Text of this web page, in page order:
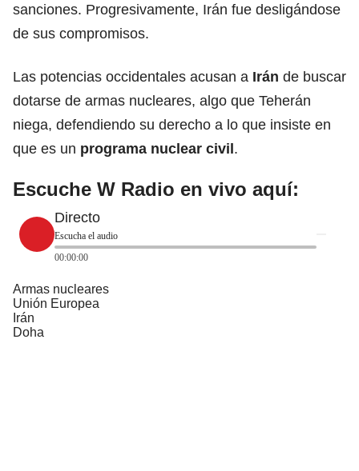
sanciones. Progresivamente, Irán fue desligándose
de sus compromisos.
Las potencias occidentales acusan a Irán de buscar
dotarse de armas nucleares, algo que Teherán
niega, defendiendo su derecho a lo que insiste en
que es un programa nuclear civil.
Escuche W Radio en vivo aquí:
Directo
Escucha el audio
00:00:00
Armas nucleares
Unión Europea
Irán
Doha